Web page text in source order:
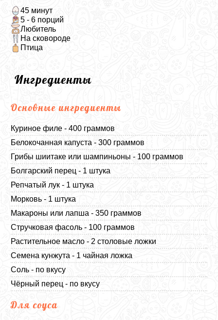
45 минут
5 - 6 порций
Любитель
На сковороде
Птица
Ингредиенты
Основные ингредиенты
Куриное филе - 400 граммов
Белокочанная капуста - 300 граммов
Грибы шиитаке или шампиньоны - 100 граммов
Болгарский перец - 1 штука
Репчатый лук - 1 штука
Морковь - 1 штука
Макароны или лапша - 350 граммов
Стручковая фасоль - 100 граммов
Растительное масло - 2 столовые ложки
Семена кунжута - 1 чайная ложка
Соль - по вкусу
Чёрный перец - по вкусу
Для соуса